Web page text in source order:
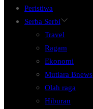
Peristiwa
Serba Serbi
Travel
Ragam
Ekonomi
Mutiara Bnews
Olah raga
Hiburan